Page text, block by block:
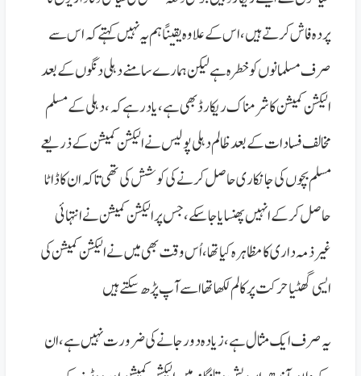
پردہ فاش کرتےہیں، اس کےعلاوہ یقینًا ہم یہ نہیں کہتے کہ اس سے
صرف مسلمانوں کو خطرہ ہے لیکن ہمارے سامنے دہلی دنگوں کے بعد
الیکشن کمیشن کا شرمناک ریکارڈ بھی ہے، یاد رہے کہ، دہلی کے مسلم
مخالف فسادات کےبعد ظالم دہلی پولیس نے الیکشن کمیشن کے ذریعے
مسلم بچوں کی جانکاری حاصل کرنے کی کوشش کی تھی تاکہ ان کا ڈاٹا
حاصل کرکے انہیں پھنسایا جاسکے، جس پر الیکشن کمیشن نے انتہائی
غیرذمہ داری کا مظاہرہ کیا تھا، اُس وقت بھی میں نے الیکشن کمیشن کی
ایسی گھٹیا حرکت پر کالم لکھا تھا اسے آپ پڑھ سکتے ہیں
یہ صرف ایک مثال ہے، زیادہ دور جانے کی ضرورت نہیں ہے، ان